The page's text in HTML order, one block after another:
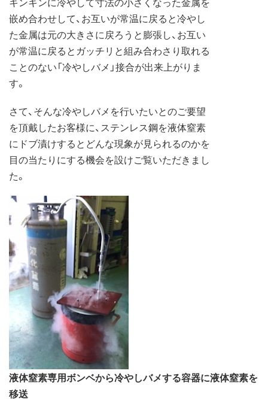
嵌め合わせして、お互いが常温に戻ると冷やし
た金属は元の大きさに戻ろうと膨張し、お互い
が常温に戻るとガッチリと組み合わさり取れる
ことのない「冷やしバメ」接合が出来上がりま
す。
さて、そんな冷やしバメを行いたいとのご要望
を頂戴したお客様に、ステンレス鋼を液体窒素
にドブ漬けするとどんな現象が見られるのかを
目の当たりにする機会を設けご覧いただきまし
た。
液体窒素専用ボンベから冷やしバメする容器に液体窒素を
移送